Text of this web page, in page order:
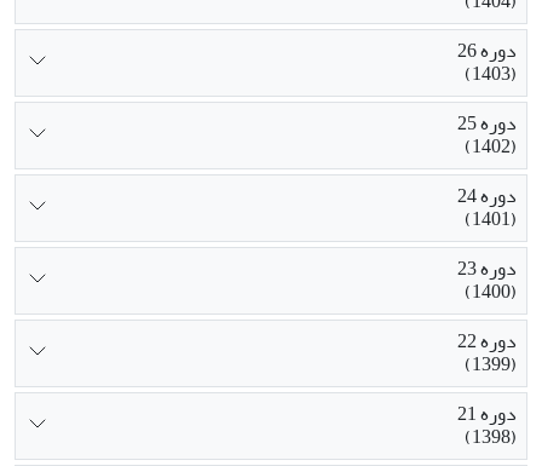
دوره 26
(1403)
دوره 25
(1402)
دوره 24
(1401)
دوره 23
(1400)
دوره 22
(1399)
دوره 21
(1398)